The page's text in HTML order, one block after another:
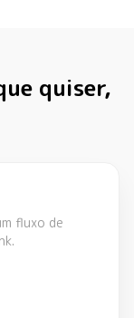
quiser,
fluxo de